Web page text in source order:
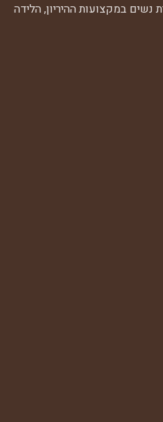
במקצועות ההיריון, הלידה